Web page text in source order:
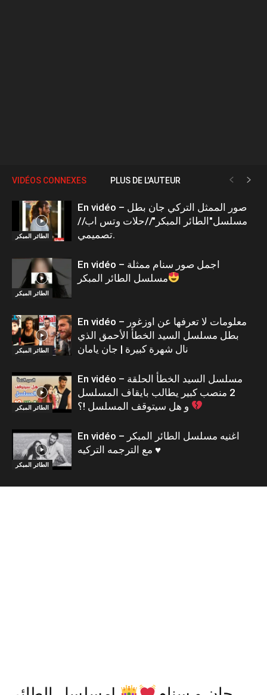
VIDÉOS CONNEXES PLUS DE L'AUTEUR
الطائر المبكر
En vidéo – صور الممثل التركي جان بطل
مسلسل"الطائر المبكر"//حلات وتس اب//
تصميمي.
الطائر المبكر
En vidéo – اجمل صور سنام ممثلة
مسلسل الطائر المبكر
الطائر المبكر
En vidéo – معلومات لا تعرفها عن اوزغور
بطل مسلسل السيد الخطأ الأحمق الذي
نال شهرة كبيرة | جان يامان
الطائر المبكر
En vidéo – مسلسل السيد الخطأ الحلقة
2 منصب كبير يطالب بايقاف المسلسل
و هل سيتوقف المسلسل !؟
الطائر المبكر
En vidéo – اغنيه مسلسل الطائر المبكر
مع الترجمه التركيه ♥️